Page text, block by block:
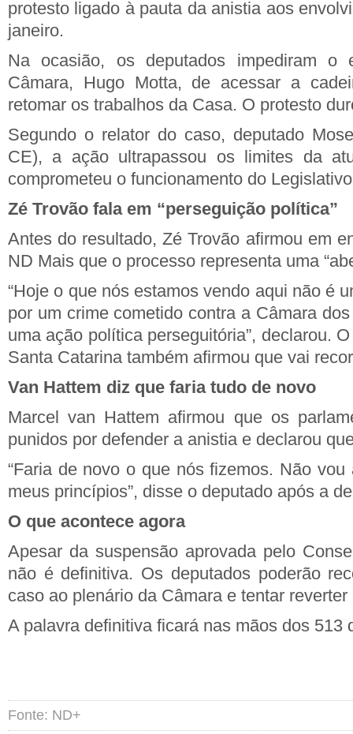
protesto ligado à pauta da anistia aos
janeiro.
Na ocasião, os deputados impediram o
Câmara, Hugo Motta, de acessar a
retomar os trabalhos da Casa. O protesto
Segundo o relator do caso, deputado
CE), a ação ultrapassou os limites da
comprometeu o funcionamento do
Zé Trovão fala em “perseguição política”
Antes do resultado, Zé Trovão afirmou em
ND Mais que o processo representa uma
“Hoje o que nós estamos vendo aqui não é
por um crime cometido contra a Câmara
uma ação política perseguitória”, declarou.
Santa Catarina também afirmou que vai
Van Hattem diz que faria tudo de novo
Marcel van Hattem afirmou que os
punidos por defender a anistia e declarou
“Faria de novo o que nós fizemos. Não vou
meus princípios”, disse o deputado após a
O que acontece agora
Apesar da suspensão aprovada pelo
não é definitiva. Os deputados poderão
caso ao plenário da Câmara e tentar
A palavra definitiva ficará nas mãos dos 513
Fonte: ND+